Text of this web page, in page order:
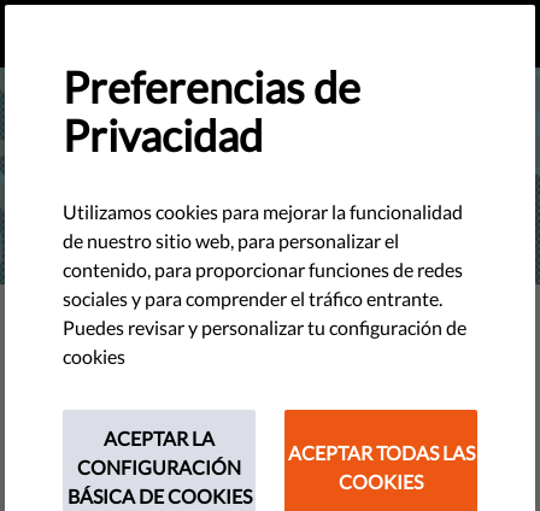
TECNOLOGÍA Y DERECHOS
La necesaria inclusión de bases
de datos sobre la propiedad de
los medios de comunicación en
la EMFA
Preferencias de
Privacidad
Utilizamos cookies para mejorar la funcionalidad
de nuestro sitio web, para personalizar el
contenido, para proporcionar funciones de redes
sociales y para comprender el tráfico entrante.
Puedes revisar y personalizar tu configuración de
cookies
ACEPTAR LA
CONFIGURACIÓN
BÁSICA DE COOKIES
ACEPTAR TODAS LAS
COOKIES